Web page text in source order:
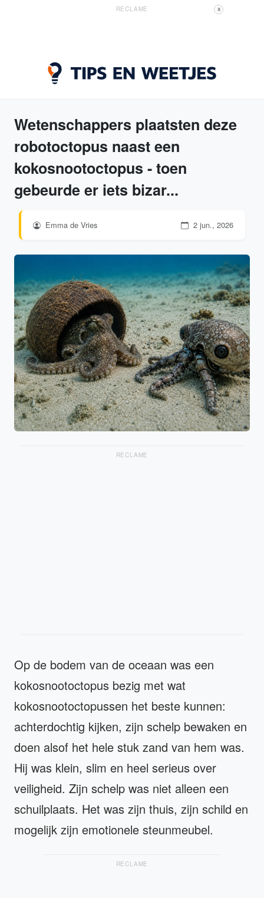
RECLAME X
Wetenschappers plaatsten deze
robotoctopus naast een
kokosnootoctopus - toen
gebeurde er iets bizar...
Emma de Vries 2 jun., 2026
RECLAME
Op de bodem van de oceaan was een
kokosnootoctopus bezig met wat
kokosnootoctopussen het beste kunnen:
achterdochtig kijken, zijn schelp bewaken en
doen alsof het hele stuk zand van hem was.
Hij was klein, slim en heel serieus over
veiligheid. Zijn schelp was niet alleen een
schuilplaats. Het was zijn thuis, zijn schild en
mogelijk zijn emotionele steunmeubel.
RECLAME